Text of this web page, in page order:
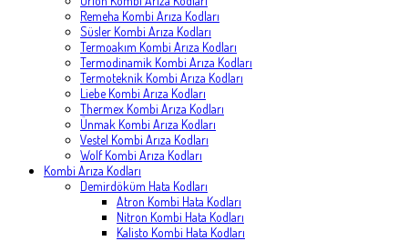
Remeha Kombi Arıza Kodları
Süsler Kombi Arıza Kodları
Termoakım Kombi Arıza Kodları
Termodinamik Kombi Arıza Kodları
Termoteknik Kombi Arıza Kodları
Liebe Kombi Arıza Kodları
Thermex Kombi Arıza Kodları
Ünmak Kombi Arıza Kodları
Vestel Kombi Arıza Kodları
Wolf Kombi Arıza Kodları
Kombi Arıza Kodları
Demirdöküm Hata Kodları
Atron Kombi Hata Kodları
Nitron Kombi Hata Kodları
Kalisto Kombi Hata Kodları